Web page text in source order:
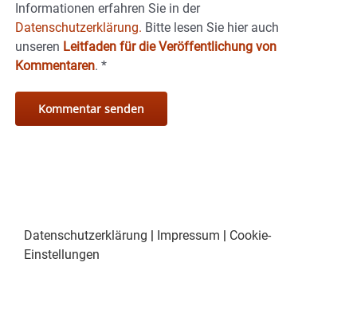
Informationen erfahren Sie in der
Datenschutzerklärung. Bitte lesen Sie hier auch
unseren Leitfaden für die Veröffentlichung von
Kommentaren. *
Datenschutzerklärung Impressum
Cookie-
Einstellungen